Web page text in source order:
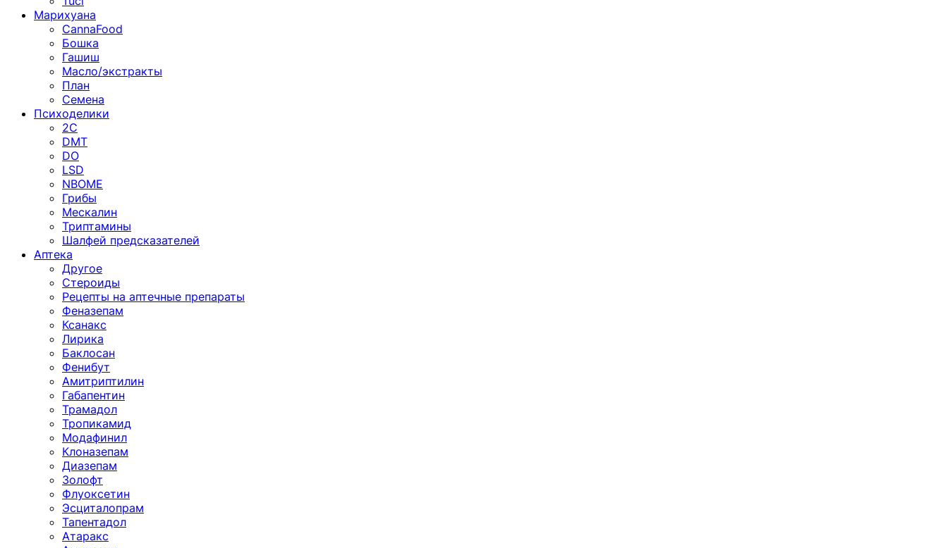
Марихуана
CannaFood
Бошка
Гашиш
Масло/экстракты
План
Семена
Психоделики
2C
DMT
DO
LSD
NBOME
Грибы
Мескалин
Триптамины
Шалфей предсказателей
Аптека
Другое
Стероиды
Рецепты на аптечные препараты
Феназепам
Ксанакс
Лирика
Баклосан
Фенибут
Амитриптилин
Габапентин
Трамадол
Тропикамид
Модафинил
Клоназепам
Диазепам
Золофт
Флуоксетин
Эсциталопрам
Тапентадол
Атаракс